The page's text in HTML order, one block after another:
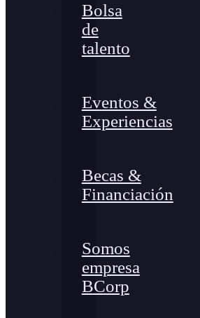
Bolsa
de
talento
Eventos &
Experiencias
Becas &
Financiación
Somos
empresa
BCorp